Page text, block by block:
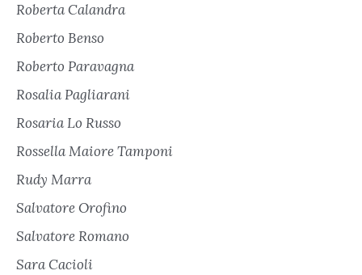
Roberta Calandra
Roberto Benso
Roberto Paravagna
Rosalia Pagliarani
Rosaria Lo Russo
Rossella Maiore Tamponi
Rudy Marra
Salvatore Orofino
Salvatore Romano
Sara Cacioli